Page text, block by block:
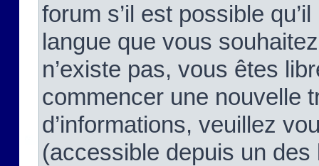
forum s’il est possible
langue que vous
n’existe pas, vous êtes
commencer une nouvelle
d’informations, veuillez
(accessible depuis un